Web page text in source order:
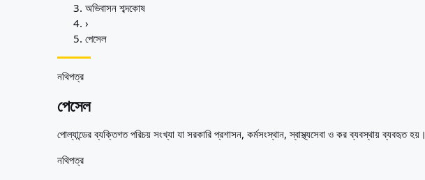
অঞ্চল
গাইড
অভিবাসন শব্দকোষ
›
পেসেল
নথিপত্র
পেসেল
পোল্যান্ডের ব্যক্তিগত পরিচয় সংখ্যা যা সরকারি প্রশাসন, কর্মসংস্থান, স্বাস্থ্যসেবা ও কর ব্যবস্থায় ব্যবহৃত হয়।
নথিপত্র